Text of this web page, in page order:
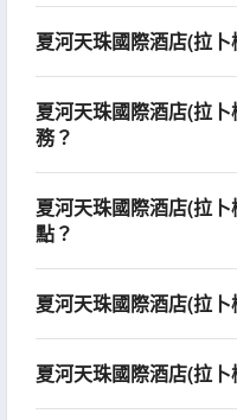
夏河天珠國際酒店(拉
夏河天珠國際酒店(拉
務？
夏河天珠國際酒店(拉
點？
夏河天珠國際酒店(拉
夏河天珠國際酒店(拉